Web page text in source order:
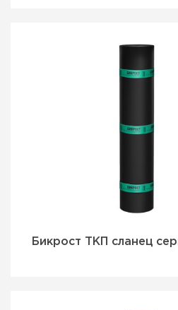
Бикрост ТКП сланец